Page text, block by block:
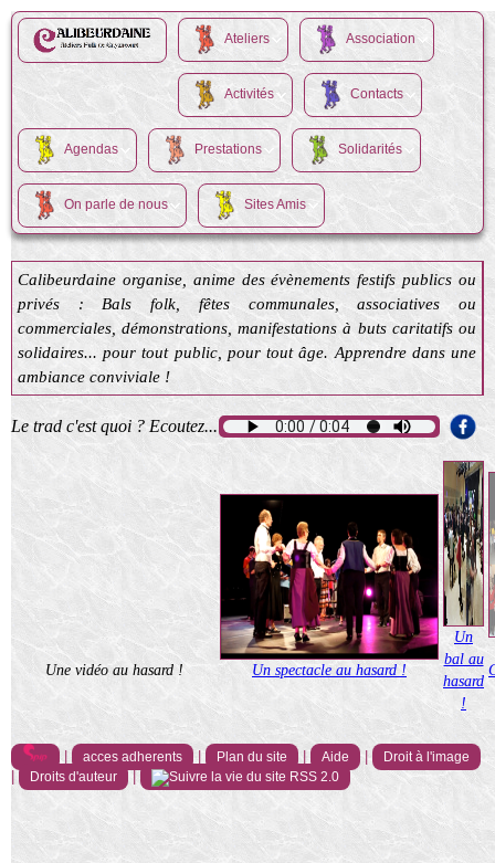
Ateliers Association
Activités Contacts
Agendas Prestations Solidarités
On parle de nous Sites Amis
Calibeurdaine organise, anime des évènements festifs publics ou
privés : Bals folk, fêtes communales, associatives ou
commerciales, démonstrations, manifestations à buts caritatifs ou
solidaires... pour tout public, pour tout âge. Apprendre dans une
ambiance conviviale !
Le trad c'est quoi ? Ecoutez...
Une vidéo au hasard ! Un spectacle au hasard !
Un
bal au
hasard
!
acces adherents Plan du site Aide | Droit à l'image
Droits d'auteur RSS 2.0